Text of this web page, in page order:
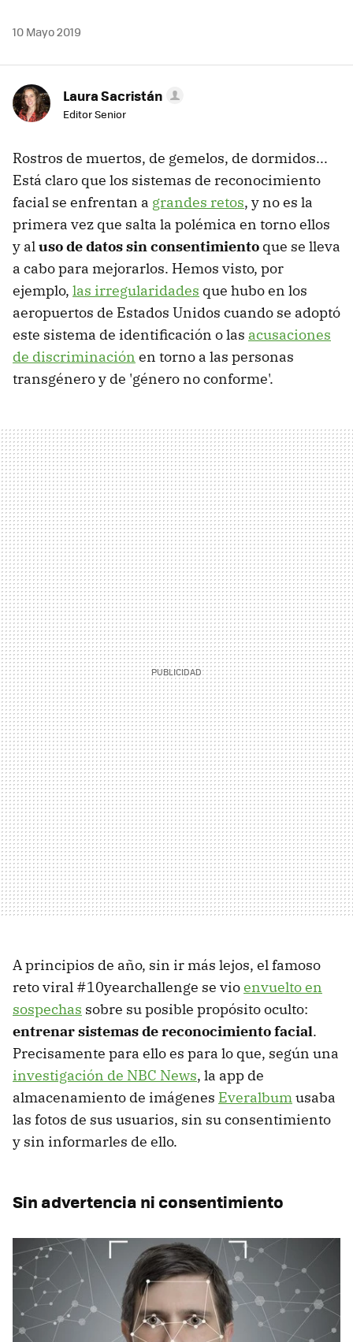
10 Mayo 2019
Laura Sacristán
Editor Senior
Rostros de muertos, de gemelos, de dormidos...
Está claro que los sistemas de reconocimiento
facial se enfrentan a grandes retos, y no es la
primera vez que salta la polémica en torno ellos
y aluso de datos sin consentimiento que se lleva
a cabo para mejorarlos. Hemos visto, por
ejemplo, las irregularidades que hubo en los
aeropuertos de Estados Unidos cuando se adoptó
este sistema de identificación o las acusaciones
de discriminación en torno a las personas
transgénero y de 'género no conforme'.
A principios de año, sin ir más lejos, el famoso
reto viral #10yearchallenge se vioenvuelto en
sospechas sobre su posible propósito oculto:
entrenar sistemas de reconocimiento facial.
Precisamente para ello es para lo que, según una
investigación de NBC News, la app de
almacenamiento de imágenes Everalbumusaba
las fotos de sus usuarios, sin su consentimiento
y sin informarles de ello.
Sin advertencia ni consentimiento